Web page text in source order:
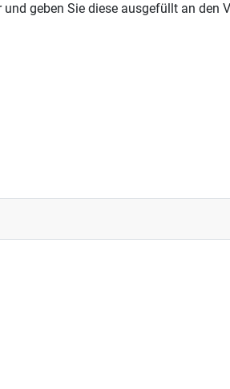
geben Sie diese ausgefüllt an den